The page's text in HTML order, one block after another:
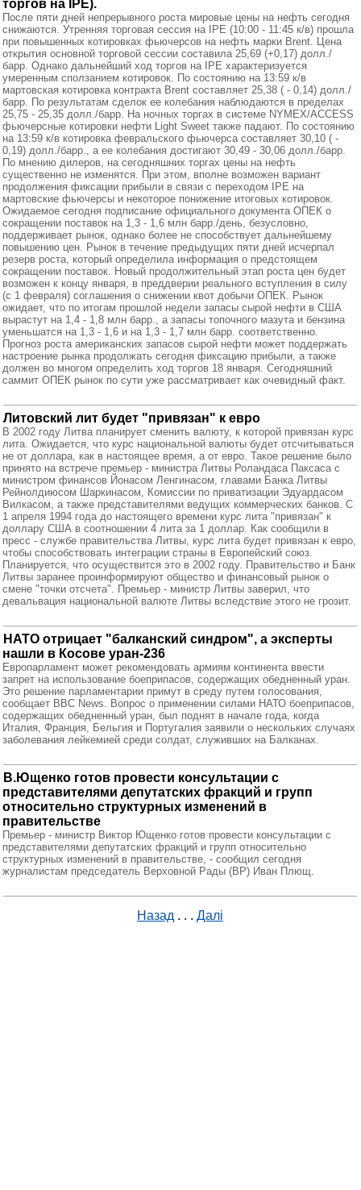
торгов на IPE).
После пяти дней непрерывного роста мировые цены на нефть сегодня
снижаются. Утренняя торговая сессия на IPE (10:00 - 11:45 к/в) прошла
при повышенных котировках фьючерсов на нефть марки Brent. Цена
открытия основной торговой сессии составила 25,69 (+0,17) долл./
барр. Однако дальнейший ход торгов на IPE характеризуется
умеренным сползанием котировок. По состоянию на 13:59 к/в
мартовская котировка контракта Brent составляет 25,38 ( - 0,14) долл./
барр. По результатам сделок ее колебания наблюдаются в пределах
25,75 - 25,35 долл./барр. На ночных торгах в системе NYMEX/ACCESS
фьючерсные котировки нефти Light Sweet также падают. По состоянию
на 13:59 к/в котировка февральского фьючерса составляет 30,10 ( -
0,19) долл./барр., а ее колебания достигают 30,49 - 30,06 долл./барр.
По мнению дилеров, на сегодняшних торгах цены на нефть
существенно не изменятся. При этом, вполне возможен вариант
продолжения фиксации прибыли в связи с переходом IPE на
мартовские фьючерсы и некоторое понижение итоговых котировок.
Ожидаемое сегодня подписание официального документа ОПЕК о
сокращении поставок на 1,3 - 1,6 млн барр./день, безусловно,
поддерживает рынок, однако более не способствует дальнейшему
повышению цен. Рынок в течение предыдущих пяти дней исчерпал
резерв роста, который определила информация о предстоящем
сокращении поставок. Новый продолжительный этап роста цен будет
возможен к концу января, в преддверии реального вступления в силу
(с 1 февраля) соглашения о снижении квот добычи ОПЕК. Рынок
ожидает, что по итогам прошлой недели запасы сырой нефти в США
вырастут на 1,4 - 1,8 млн барр., а запасы топочного мазута и бензина
уменьшатся на 1,3 - 1,6 и на 1,3 - 1,7 млн барр. соответственно.
Прогноз роста американских запасов сырой нефти может поддержать
настроение рынка продолжать сегодня фиксацию прибыли, а также
должен во многом определить ход торгов 18 января. Сегодняшний
саммит ОПЕК рынок по сути уже рассматривает как очевидный факт.
Литовский лит будет "привязан" к евро
В 2002 году Литва планирует сменить валюту, к которой привязан курс
лита. Ожидается, что курс национальной валюты будет отсчитываться
не от доллара, как в настоящее время, а от евро. Такое решение было
принято на встрече премьер - министра Литвы Роландаса Паксаса с
министром финансов Йонасом Ленгинасом, главами Банка Литвы
Рейнолдиюсом Шаркинасом, Комиссии по приватизации Эдуардасом
Вилкасом, а также представителями ведущих коммерческих банков. С
1 апреля 1994 года до настоящего времени курс лита "привязан" к
доллару США в соотношении 4 лита за 1 доллар. Как сообщили в
пресс - службе правительства Литвы, курс лита будет привязан к евро,
чтобы способствовать интеграции страны в Европейский союз.
Планируется, что осуществится это в 2002 году. Правительство и Банк
Литвы заранее проинформируют общество и финансовый рынок о
смене "точки отсчета". Премьер - министр Литвы заверил, что
девальвация национальной валюте Литвы вследствие этого не грозит.
НАТО отрицает "балканский синдром", а эксперты
нашли в Косове уран-236
Европарламент может рекомендовать армиям континента ввести
запрет на использование боеприпасов, содержащих обедненный уран.
Это решение парламентарии примут в среду путем голосования,
сообщает BBC News. Вопрос о применении силами НАТО боеприпасов,
содержащих обедненный уран, был поднят в начале года, когда
Италия, Франция, Бельгия и Португалия заявили о нескольких случаях
заболевания лейкемией среди солдат, служивших на Балканах.
В.Ющенко готов провести консультации с
представителями депутатских фракций и групп
относительно структурных изменений в
правительстве
Премьер - министр Виктор Ющенко готов провести консультации с
представителями депутатских фракций и групп относительно
структурных изменений в правительстве, - сообщил сегодня
журналистам председатель Верховной Рады (ВР) Иван Плющ.
Назад . . . Далі